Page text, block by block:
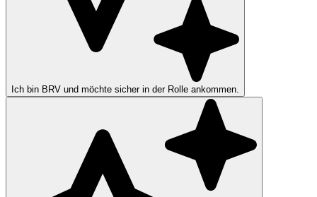
Ich bin BRV und möchte sicher in der Rolle ankommen.